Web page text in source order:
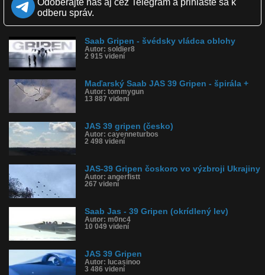
Motor: Volvo RM-12A je pohonná jednotka odvodená od
amerického motoru General Electric GE-404. Je to jednomotorový
jednoplošník aerodynamickej konfigurácie “kačka” s delta krídlom
o šípovitosti 45° Výzbroj: Pevnú výzbroj tvorí kanón Mauser Bk-27
s regulovateľnou kadenciou 1100-1700 rán/min. Zásoba streliva je
120 granátov. Pravdaže výzbroj závisí hlavne od typu...
Zverejnené: 26.11.2008 11:35
Páči sa: 75% (4 hlasov)
Obľúbené: 4
Komentárov: 2
Kategória: veda a technika
Tagy: švédsko, stíhačka, lietadlo, letúň, vojsko, letectvo
História sledovanosti videa:
Odoberajte nás aj cez Telegram a prihláste sa k
odberu správ.
Saab Gripen - švédsky vládca oblohy
Autor: soldier8
2 915 videní
Maďarský Saab JAS 39 Gripen - špirála +
Autor: tommygun
13 887 videní
JAS 39 gripen (česko)
Autor: cayenneturbos
2 498 videní
JAS-39 Gripen čoskoro vo výzbroji Ukrajiny
Autor: angerfistt
267 videní
Saab Jas - 39 Gripen (okrídlený lev)
Autor: m0nc4
10 049 videní
JAS 39 Gripen
Autor: lucasinoo
3 486 videní